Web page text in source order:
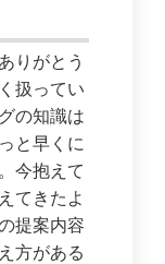
りがとう
扱ってい
の知識は
と早くに
今抱えて
てきたよ
提案内容
方がある